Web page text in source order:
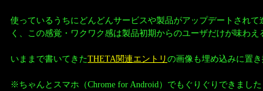
使っているうちにどんどんサービスや製品がアップデートされ
く、この感覚・ワクワク感は製品初期からのユーザだけが味わえ
いままで書いてきたTHETA関連エントリの画像も埋め込みに置
※ちゃんとスマホ（Chrome for Android）でもぐりぐりできました